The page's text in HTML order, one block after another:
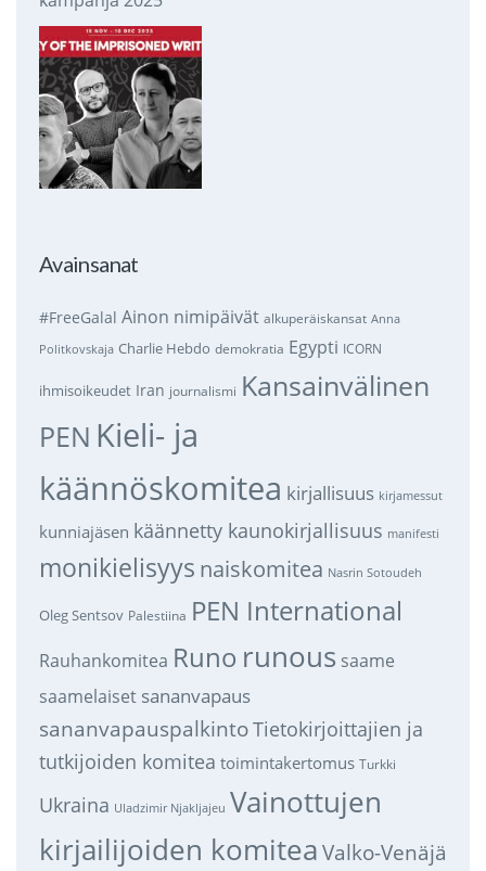
Avainsanat
#FreeGalal Ainon nimipäivät alkuperäiskansat Anna
Politkovskaja Charlie Hebdo demokratia Egypti ICORN
ihmisoikeudet Iran journalismi Kansainvälinen
PEN Kieli- ja
käännöskomitea kirjallisuus kirjamessut
kunniajäsen käännetty kaunokirjallisuus manifesti
monikielisyys naiskomitea Nasrin Sotoudeh
Oleg Sentsov Palestiina PEN International
Rauhankomitea Runo runous saame
saamelaiset sananvapaus
sananvapauspalkintoTietokirjoittajien ja
tutkijoiden komitea toimintakertomus Turkki
Ukraina Uladzimir Njakljajeu Vainottujen
kirjailijoiden komitea Valko-Venäjä